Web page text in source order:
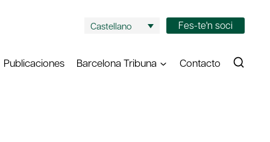
Castellano Fes-te'n soci
Publicaciones Barcelona Tribuna Contacto